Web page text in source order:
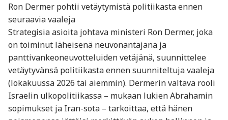
Ron Dermer pohtii vetäytymistä politiikasta ennen
seuraavia vaaleja
Strategisia asioita johtava ministeri Ron Dermer, joka
on toiminut läheisenä neuvonantajana ja
panttivankeoneuvotteluiden vetäjänä, suunnittelee
vetäytyvänsä politiikasta ennen suunniteltuja vaaleja
(lokakuussa 2026 tai aiemmin). Dermerin valtava rooli
Israelin ulkopolitiikassa – mukaan lukien Abrahamin
sopimukset ja Iran-sota – tarkoittaa, että hänen